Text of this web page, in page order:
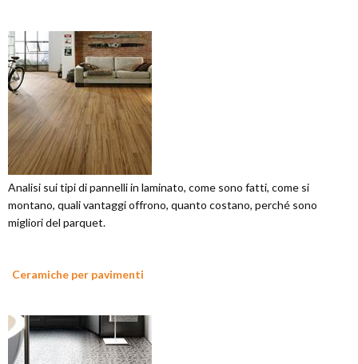
Analisi sui tipi di pannelli in laminato, come sono fatti, come si
montano, quali vantaggi offrono, quanto costano, perché sono
migliori del parquet.
Ceramiche per pavimenti